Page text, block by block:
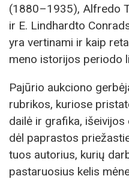
(1880–1935), Alfredo
ir E. Lindhardto
yra vertinami ir kaip
meno istorijos periodo
Pajūrio aukciono
rubrikos, kuriose
dailė ir grafika,
dėl paprastos
tuos autorius, kurių
pastaruosius kelis